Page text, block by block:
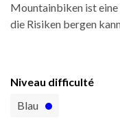
Mountainbiken ist
die Risiken bergen
Niveau difficulté
Blau